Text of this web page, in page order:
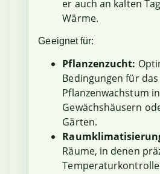
er auch an kalten
Wärme.
Geeignet für:
Pflanzenzucht:
Bedingungen für das
Pflanzenwachstum in
Gewächshäusern
Gärten.
Räume, in denen